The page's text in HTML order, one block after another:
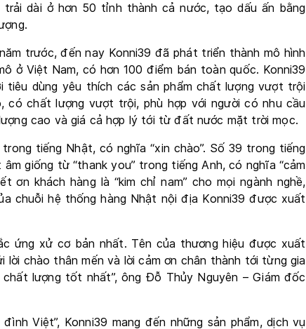
dài ở hơn 50 tỉnh thành cả nước, tạo dấu ấn bằng
trước, đến nay Konni39 đã phát triển thành mô hình
ở Việt Nam, có hơn 100 điểm bán toàn quốc. Konni39
tiêu dùng yêu thích các sản phẩm chất lượng vượt trội
có chất lượng vượt trội, phù hợp với người có nhu cầu
cao và giá cả hợp lý tới từ đất nước mặt trời mọc.
tiếng Nhật, có nghĩa “xin chào”. Số 39 trong tiếng
giống từ “thank you” trong tiếng Anh, có nghĩa “cảm
ơn khách hàng là “kim chỉ nam” cho mọi ngành nghề,
chuỗi hệ thống hàng Nhật nội địa Konni39 được xuất
ứng xử cơ bản nhất. Tên của thương hiệu được xuất
chào thân mến và lời cảm ơn chân thành tới từng gia
lượng tốt nhất”, ông Đỗ Thủy Nguyên – Giám đốc
Việt”, Konni39 mang đến những sản phẩm, dịch vụ